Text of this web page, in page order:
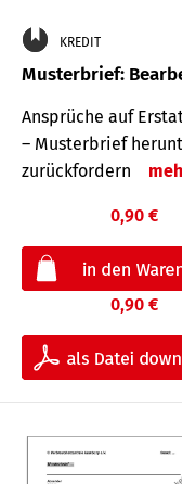
KREDIT
Musterbrief:
Ansprüche auf
– Musterbrief
zurückfordern
0,90 €
0,90 €